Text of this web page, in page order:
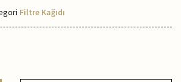
Filtre Kağıdı